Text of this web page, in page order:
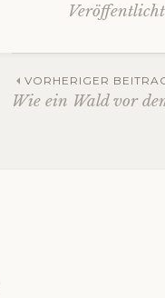
VORHERIGER
Wie ein Wald vor